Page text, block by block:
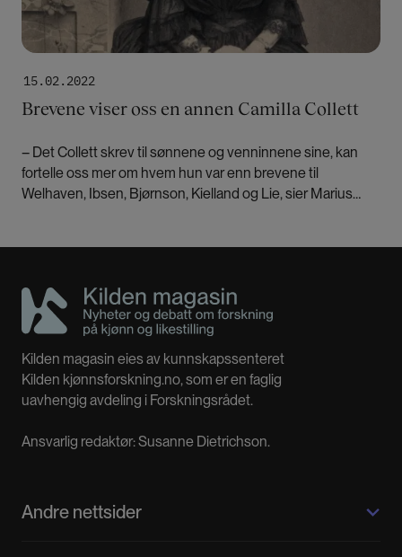
15.02.2022
Brevene viser oss en annen Camilla Collett
– Det Collett skrev til sønnene og venninnene sine, kan
fortelle oss mer om hvem hun var enn brevene til
Welhaven, Ibsen, Bjørnson, Kielland og Lie, sier Marius
Kilden magasin eies av kunnskapssenteret
Kilden kjønnsforskning.no, som er en faglig
uavhengig avdeling i Forskningsrådet.
Ansvarlig redaktør: Susanne Dietrichson.
Andre nettsider